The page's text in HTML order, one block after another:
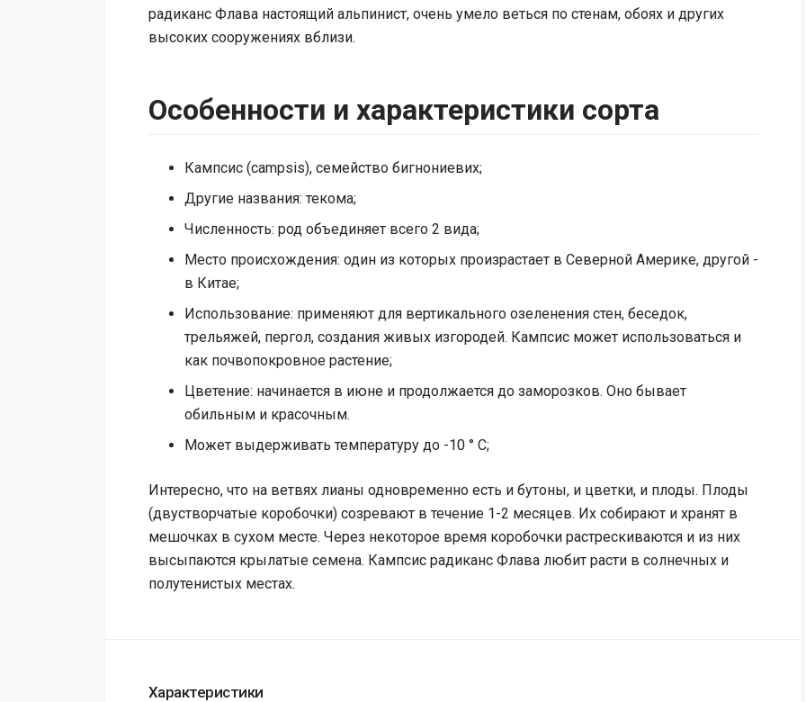
радиканс Флава настоящий альпинист, очень умело веться по стенам, обоях и других
высоких сооружениях вблизи.
Особенности и характеристики сорта
Кампсис (campsis), семейство бигнониевих;
Другие названия: текома;
Численность: род объединяет всего 2 вида;
Место происхождения: один из которых произрастает в Северной Америке, другой -
в Китае;
Использование: применяют для вертикального озеленения стен, беседок,
трельяжей, пергол, создания живых изгородей. Кампсис может использоваться и
как почвопокровное растение;
Цветение: начинается в июне и продолжается до заморозков. Оно бывает
обильным и красочным.
Может выдерживать температуру до -10 ° C;
Интересно, что на ветвях лианы одновременно есть и бутоны, и цветки, и плоды. Плоды
(двустворчатые коробочки) созревают в течение 1-2 месяцев. Их собирают и хранят в
мешочках в сухом месте. Через некоторое время коробочки растрескиваются и из них
высыпаются крылатые семена. Кампсис радиканс Флава любит расти в солнечных и
полутенистых местах.
Характеристики